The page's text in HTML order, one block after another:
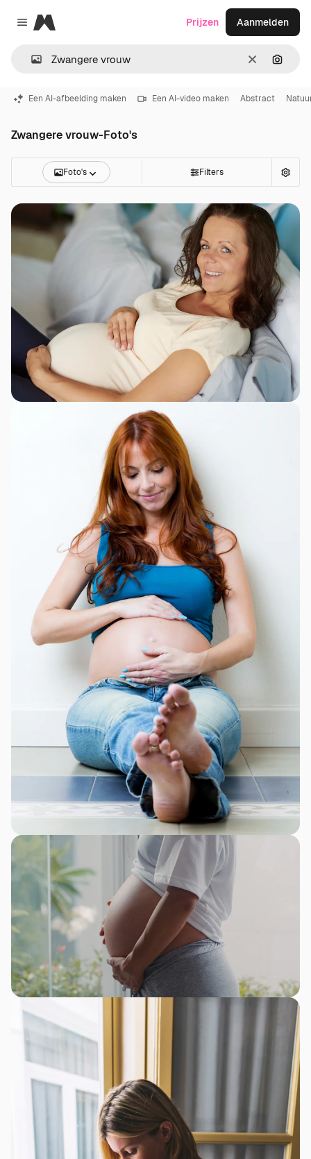
Close menu
Magnific
Wissen
Prijzen Aanmelden
Een AI-afbeelding maken Een AI-video maken Abstract
Zwangere vrouw-Foto's
Foto's Filters